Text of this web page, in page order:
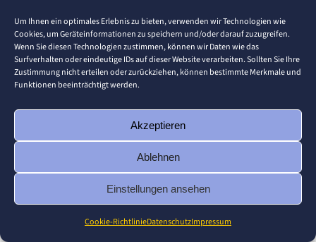
Um Ihnen ein optimales Erlebnis zu bieten, verwenden wir Technologien wie
Cookies, um Geräteinformationen zu speichern und/oder darauf zuzugreifen.
Wenn Sie diesen Technologien zustimmen, können wir Daten wie das
Surfverhalten oder eindeutige IDs auf dieser Website verarbeiten. Sollten Sie Ihre
Zustimmung nicht erteilen oder zurückziehen, können bestimmte Merkmale und
Funktionen beeinträchtigt werden.
Akzeptieren
Ablehnen
Einstellungen ansehen
Cookie-RichtlinieDatenschutzImpressum
habt ihr studiert oder studiert ihr noch? Unser
Team besteht aus einer Vielfalt von Studierenden
aus der Hochschule Pforzheim, aber auch
Studierenden aus anderen Universitäten, teils
© 2026 Pforzheim University
Footer